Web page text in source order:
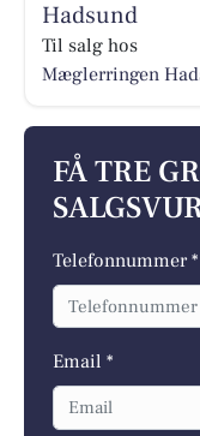
Hadsund
Til salg hos
Mæglerringen
FÅ TRE
Telefonnummer *
Email *